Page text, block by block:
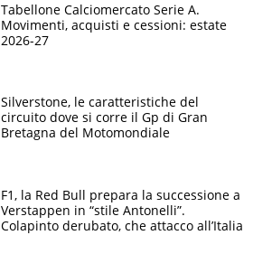
Tabellone Calciomercato Serie A.
Movimenti, acquisti e cessioni: estate
2026-27
Silverstone, le caratteristiche del
circuito dove si corre il Gp di Gran
Bretagna del Motomondiale
F1, la Red Bull prepara la successione a
Verstappen in “stile Antonelli”.
Colapinto derubato, che attacco all’Italia